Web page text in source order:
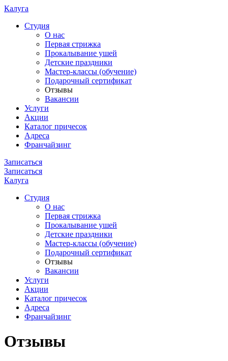
Калуга
Cтудия
О нас
Первая стрижка
Прокалывание ушей
Детские праздники
Мастер-классы (обучение)
Подарочный сертификат
Отзывы
Вакансии
Услуги
Акции
Каталог причесок
Адреса
Франчайзинг
Записаться
Записаться
Калуга
Cтудия
О нас
Первая стрижка
Прокалывание ушей
Детские праздники
Мастер-классы (обучение)
Подарочный сертификат
Отзывы
Вакансии
Услуги
Акции
Каталог причесок
Адреса
Франчайзинг
Отзывы